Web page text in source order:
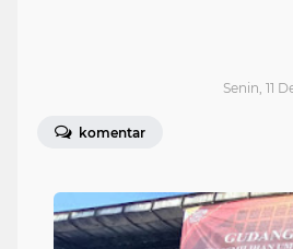
Senin, 11
komentar